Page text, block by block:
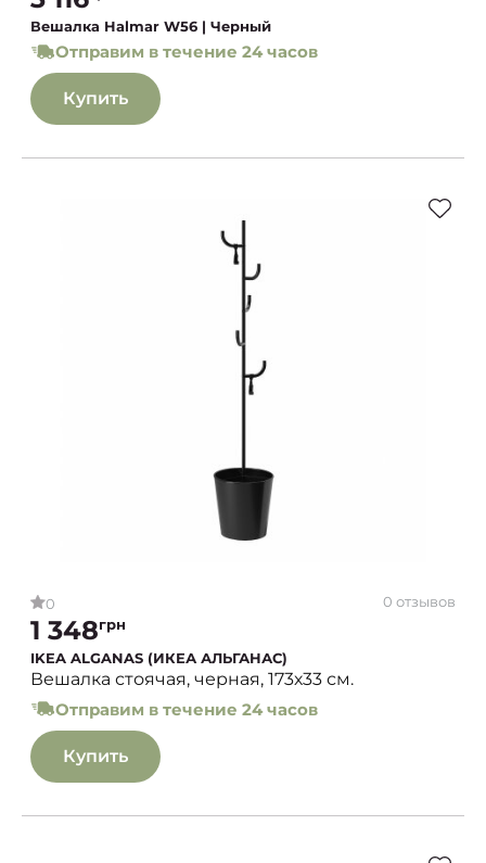
Вешалка Halmar W56 | Черный
Отправим в течение 24 часов
Купить
0 0 отзывов
1 348грн
IKEA ALGANAS (ИКЕА АЛЬГАНАС)
Вешалка стоячая, черная, 173х33 см.
Отправим в течение 24 часов
Купить